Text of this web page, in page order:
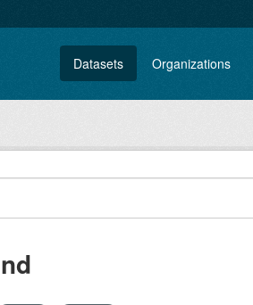
Datasets Organizations